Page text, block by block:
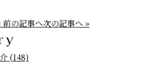
前の記事へ次の記事へ »
(148)